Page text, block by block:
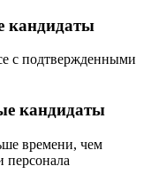
кандидаты
с подтвержденными
кандидаты
времени, чем
персонала